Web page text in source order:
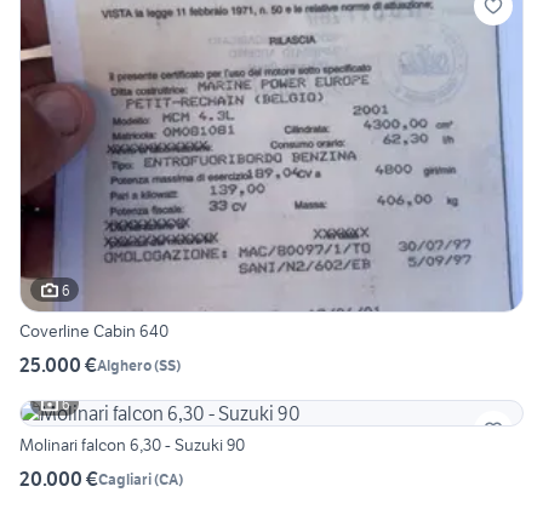
6
Coverline Cabin 640
25.000 €Alghero(SS)
6
Molinari falcon 6,30 - Suzuki 90
20.000 €Cagliari(CA)